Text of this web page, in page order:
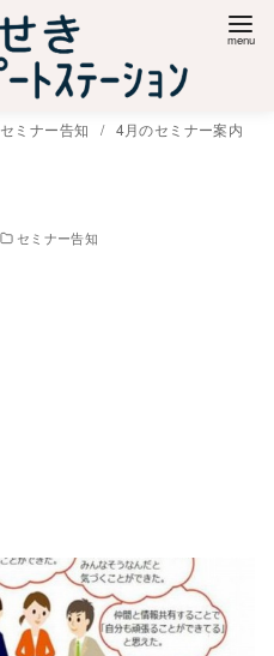
セミナー告知 4月のセミナー案内
セミナー告知